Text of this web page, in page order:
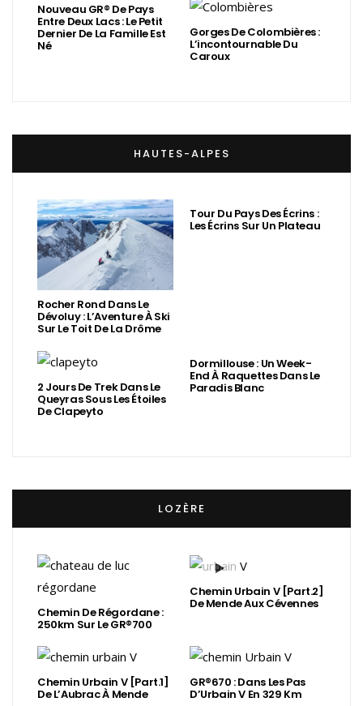
Nouveau GR® De Pays
Entre Deux Lacs : Le Petit
Dernier De La Famille Est
Né
Gorges De Colombières :
L’incontournable Du
Caroux
HAUTES-ALPES
Rocher Rond Dans Le
Dévoluy : L’Aventure À Ski
Sur Le Toit De La Drôme
Tour Du Pays Des Écrins :
Les Écrins Sur Un Plateau
2 Jours De Trek Dans Le
Queyras Sous Les Étoiles
De Clapeyto
Dormillouse : Un Week-
End À Raquettes Dans Le
Paradis Blanc
LOZÈRE
Chemin De Régordane :
250km Sur Le GR®700
Chemin Urbain V [Part.2]
De Mende Aux Cévennes
Chemin Urbain V [Part.1]
De L’Aubrac À Mende
GR®670 : Dans Les Pas
D’Urbain V En 329 Km